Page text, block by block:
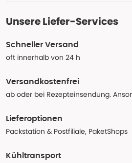
Unsere Liefer-Services
Schneller Versand
oft innerhalb von 24 h
Versandkostenfrei
ab oder bei Rezepteinsendung.
Lieferoptionen
Packstation & Postfiliale, PaketShops
Kühltransport